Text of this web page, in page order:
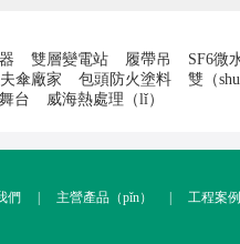
雙層變電站 履帶吊
SF6微
傘廠家 包頭防火塗料
雙（
台
威海熱處理（lǐ）
們 主營產品（pǐn） 工程案例